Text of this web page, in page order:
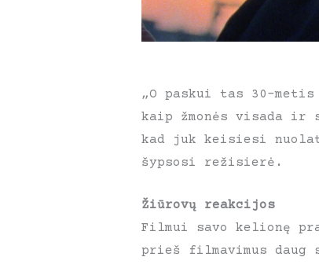
„O paskui tas 30-
kaip žmonės visada
kad juk keisiesi
šypsosi režisierė.
Žiūrovų reakcijos
Filmui savo kelionę
prieš filmavimus